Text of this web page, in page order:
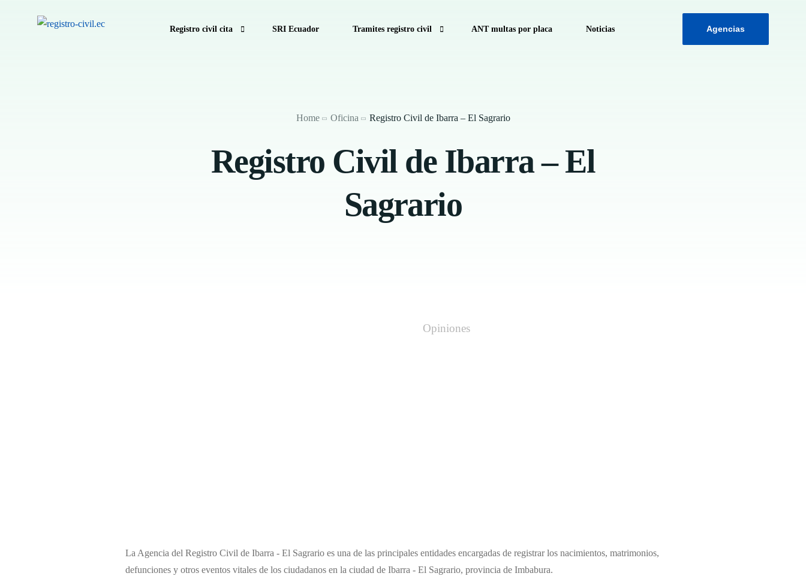
Registro civil cita SRI Ecuador Tramites registro civil
Como calcular decimo tercer sueldo
Anular turno RTV
Antecedentes Penales Ecuador
ANT multas por placa Noticias Agencias
Home Oficina Registro Civil de Ibarra – El Sagrario
Registro Civil de Ibarra – El
Sagrario
Opiniones
La Agencia del Registro Civil de Ibarra - El Sagrario es una de las principales entidades encargadas de registrar los nacimientos, matrimonios,
defunciones y otros eventos vitales de los ciudadanos en la ciudad de Ibarra - El Sagrario, provincia de Imbabura.